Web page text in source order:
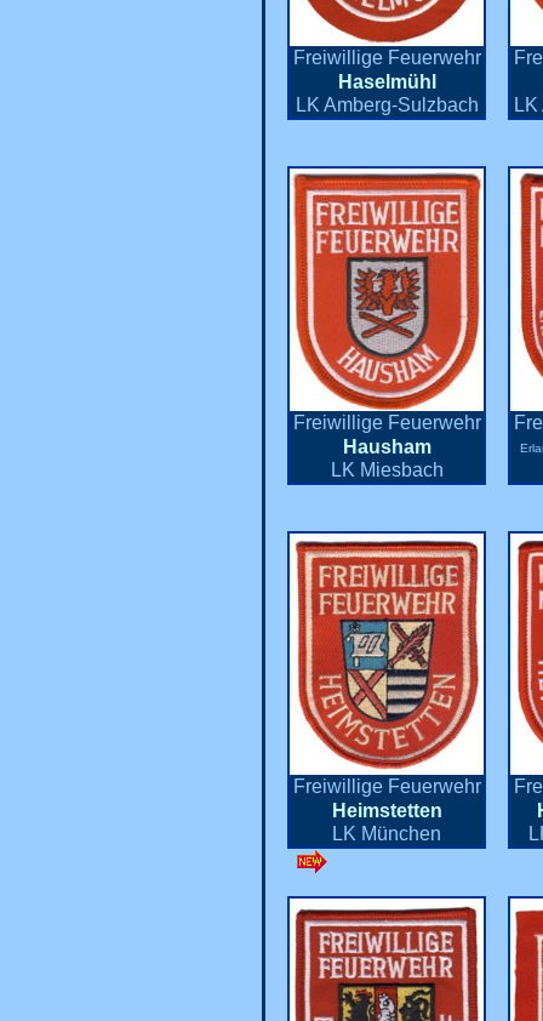
Freiwillige Feuerwehr
Haselmühl
LK Amberg-Sulzbach
Freiwillige Feuerwehr
Hausham
LK Miesbach
Freiwillige Feuerwehr
Heimstetten
LK München